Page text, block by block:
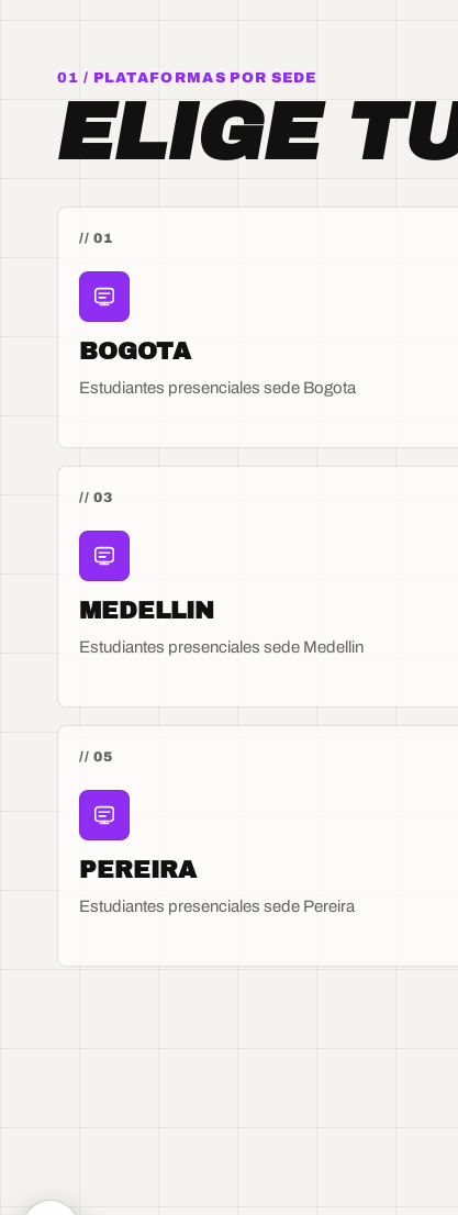
01 / PLATAFORMAS POR SEDE
ELIGE
// 01
BOGOTA
Estudiantes presenciales sede Bogota
// 03
MEDELLIN
Estudiantes presenciales sede Medellin
// 05
PEREIRA
Estudiantes presenciales sede Pereira